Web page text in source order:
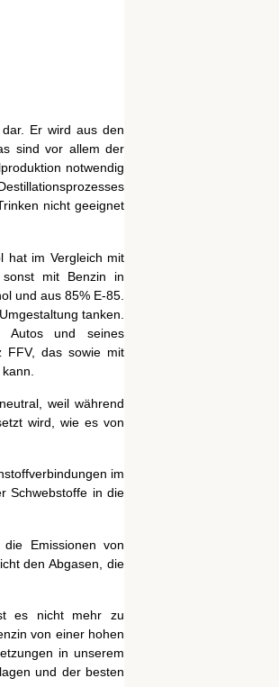
Er wird aus den
sind vor allem der
notwendig
nicht geeignet
hat im Vergleich mit
mit Benzin in
und aus 85% E-85.
tanken.
Autos und seines
FFV, das sowie mit
weil während
wird, wie es von
im
Schwebstoffe in die
Emissionen von
den Abgasen, die
es nicht mehr zu
von einer hohen
in unserem
und der besten